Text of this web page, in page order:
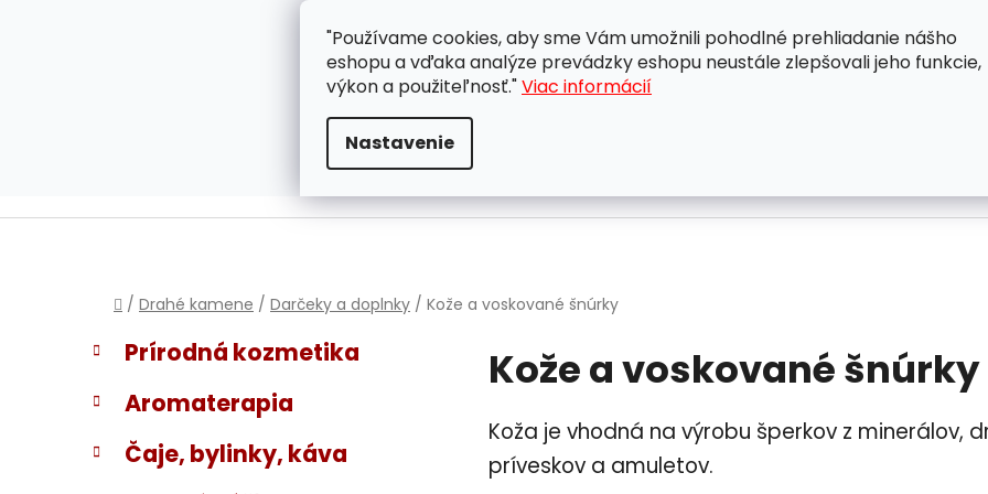
"Používame cookies, aby sme Vám umožnili pohodlné prehliadanie nášho
eshopu a vďaka analýze prevádzky eshopu neustále zlepšovali jeho funkcie,
výkon a použiteľnosť."Viac informácií
Nastavenie
ZÁKAZNÍCKA PODPORA OBCHODNÉ PODMIENKY OCHRANA OSOBNÝCH
Domov
/ Drahé kamene / Darčeky a doplnky / Kože a voskované šnúrky
B
o
č
ý
Preskočiť
kategórie
K
a
t
e
ó
Prírodná kozmetika
Aromaterapia
Čaje, bylinky, káva
Kože a voskované šnúrky
Koža je vhodná na výrobu šperkov z minerálov,
príveskov a amuletov.